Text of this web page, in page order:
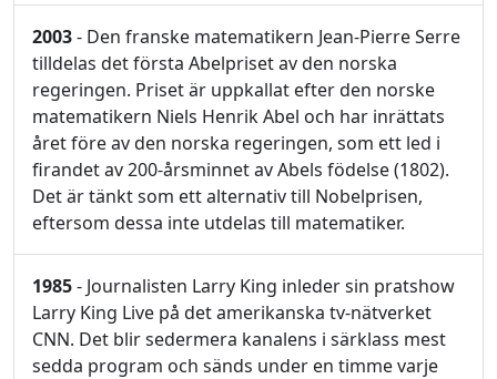
2003- Den franske matematikern Jean-Pierre Serre
tilldelas det första Abelpriset av den norska
regeringen. Priset är uppkallat efter den norske
matematikern Niels Henrik Abel och har inrättats
året före av den norska regeringen, som ett led i
firandet av 200-årsminnet av Abels födelse (1802).
Det är tänkt som ett alternativ till Nobelprisen,
eftersom dessa inte utdelas till matematiker.
1985- Journalisten Larry King inleder sin pratshow
Larry King Live på det amerikanska tv-nätverket
CNN. Det blir sedermera kanalens i särklass mest
sedda program och sänds under en timme varje